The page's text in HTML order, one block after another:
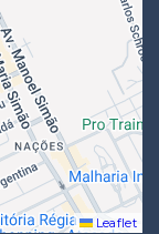
Leaflet